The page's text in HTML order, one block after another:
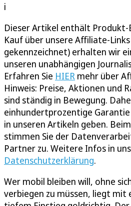
i
Dieser Artikel enthält Produkt-
Kauf über unsere Affiliate-
gekennzeichnet) erhalten wir
unseren unabhängigen
Erfahren Sie HIER mehr über
Hinweis: Preise, Aktionen und
sind ständig in Bewegung.
einhundertprozentige
in unseren Artikeln geben.
stimmen Sie der
Partner zu. Weitere Infos in
Datenschutzerklärung.
Wer mobil bleiben will, ohne
verbiegen zu müssen, liegt mit